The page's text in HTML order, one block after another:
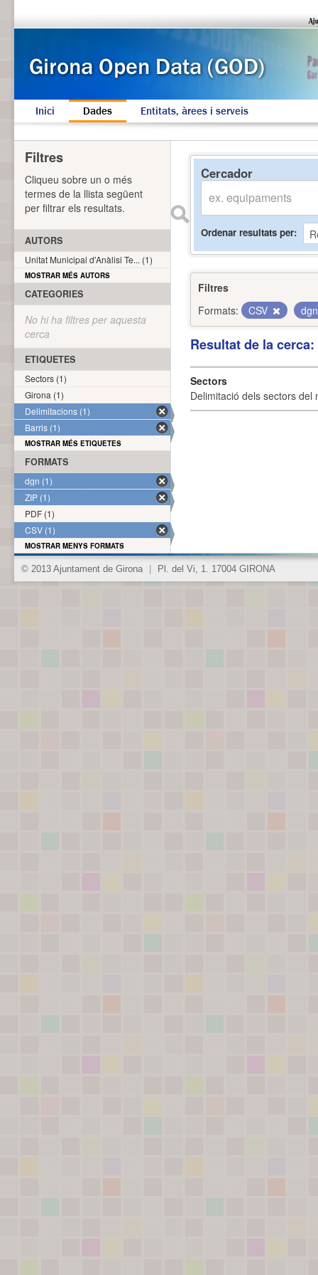
Inici Dades Entitats, àrees i serveis
Cercador
Ordenar resultats per
Filtres
Formats:
CSV
Resultat de la
Sectors
Delimitació dels sectors del
Filtres
Cliqueu sobre un o més
termes de la llista següent
per filtrar els resultats.
AUTORS
Unitat Municipal d'Anàlisi Te... (1)
MOSTRAR MÉS AUTORS
CATEGORIES
No hi ha filtres per aquesta
cerca
ETIQUETES
Sectors (1)
Girona (1)
Delimitacions (1)
Barris (1)
MOSTRAR MÉS ETIQUETES
FORMATS
dgn (1)
ZIP (1)
PDF (1)
CSV (1)
MOSTRAR MENYS FORMATS
© 2013 Ajuntament de Girona Pl. del Vi, 1. 17004 GIRONA